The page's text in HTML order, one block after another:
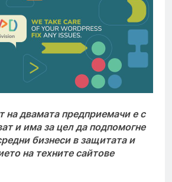
на двамата предприемачи е с
и има за цел да подпомогне
бизнеси в защитата и
на техните сайтове